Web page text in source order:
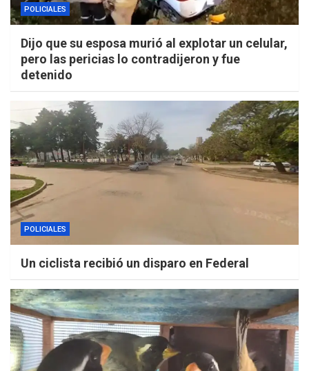
POLICIALES
Dijo que su esposa murió al explotar un celular,
pero las pericias lo contradijeron y fue
detenido
POLICIALES
Un ciclista recibió un disparo en Federal